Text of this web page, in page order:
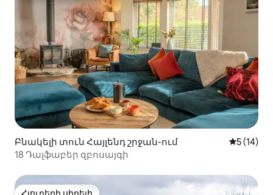
Բնակելի տուն Հայլենդ շրջան-ում Միջին
5 (14)
18 Դալֆաբեր զբոսայգի